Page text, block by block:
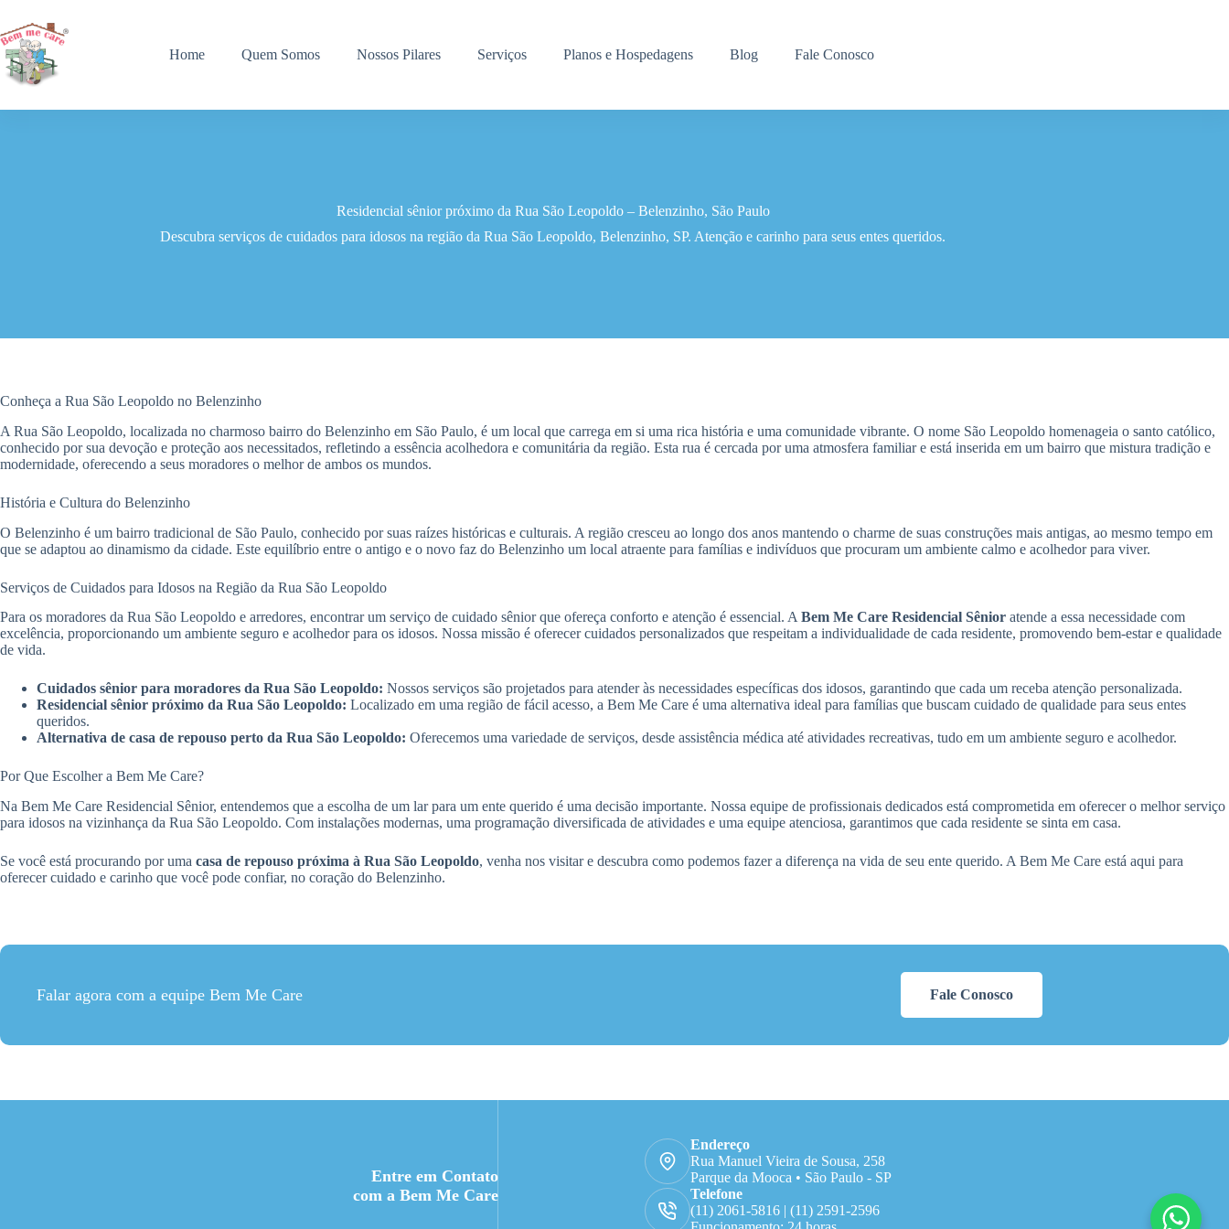
para
o
conteúdo
Home Quem Somos Nossos Pilares Serviços Planos e Hospedagens Blog Fale Conosco
Residencial sênior próximo da Rua São Leopoldo – Belenzinho, São Paulo
Descubra serviços de cuidados para idosos na região da Rua São Leopoldo, Belenzinho, SP. Atenção e carinho para seus entes queridos.
Conheça a Rua São Leopoldo no Belenzinho
A Rua São Leopoldo, localizada no charmoso bairro do Belenzinho em São Paulo, é um local que carrega em si uma rica história e uma comunidade vibrante. O nome São Leopoldo homenageia o santo católico,
conhecido por sua devoção e proteção aos necessitados, refletindo a essência acolhedora e comunitária da região. Esta rua é cercada por uma atmosfera familiar e está inserida em um bairro que mistura tradição e
modernidade, oferecendo a seus moradores o melhor de ambos os mundos.
História e Cultura do Belenzinho
O Belenzinho é um bairro tradicional de São Paulo, conhecido por suas raízes históricas e culturais. A região cresceu ao longo dos anos mantendo o charme de suas construções mais antigas, ao mesmo tempo em
que se adaptou ao dinamismo da cidade. Este equilíbrio entre o antigo e o novo faz do Belenzinho um local atraente para famílias e indivíduos que procuram um ambiente calmo e acolhedor para viver.
Serviços de Cuidados para Idosos na Região da Rua São Leopoldo
Para os moradores da Rua São Leopoldo e arredores, encontrar um serviço de cuidado sênior que ofereça conforto e atenção é essencial. A Bem Me Care Residencial Sênior atende a essa necessidade com
excelência, proporcionando um ambiente seguro e acolhedor para os idosos. Nossa missão é oferecer cuidados personalizados que respeitam a individualidade de cada residente, promovendo bem-estar e qualidade
de vida.
Cuidados sênior para moradores da Rua São Leopoldo: Nossos serviços são projetados para atender às necessidades específicas dos idosos, garantindo que cada um receba atenção personalizada.
Residencial sênior próximo da Rua São Leopoldo: Localizado em uma região de fácil acesso, a Bem Me Care é uma alternativa ideal para famílias que buscam cuidado de qualidade para seus entes
queridos.
Alternativa de casa de repouso perto da Rua São Leopoldo: Oferecemos uma variedade de serviços, desde assistência médica até atividades recreativas, tudo em um ambiente seguro e acolhedor.
Por Que Escolher a Bem Me Care?
Na Bem Me Care Residencial Sênior, entendemos que a escolha de um lar para um ente querido é uma decisão importante. Nossa equipe de profissionais dedicados está comprometida em oferecer o melhor serviço
para idosos na vizinhança da Rua São Leopoldo. Com instalações modernas, uma programação diversificada de atividades e uma equipe atenciosa, garantimos que cada residente se sinta em casa.
Se você está procurando por uma casa de repouso próxima à Rua São Leopoldo, venha nos visitar e descubra como podemos fazer a diferença na vida de seu ente querido. A Bem Me Care está aqui para
oferecer cuidado e carinho que você pode confiar, no coração do Belenzinho.
Falar agora com a equipe Bem Me Care Fale Conosco
Entre em Contato
com a Bem Me Care
Endereço
Rua Manuel Vieira de Sousa, 258
Parque da Mooca • São Paulo - SP
Telefone
(11) 2061-5816 | (11) 2591-2596